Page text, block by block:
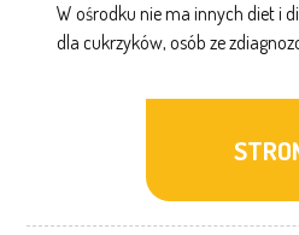
W ośrodku nie ma innych diet i
dla cukrzyków, osób ze